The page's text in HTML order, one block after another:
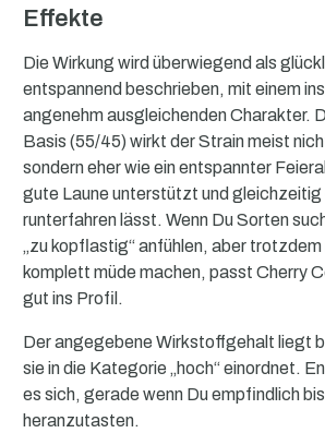
Effekte
Die Wirkung wird überwiegend als
entspannend beschrieben, mit einem
angenehm ausgleichenden Charakter.
Basis (55/45) wirkt der Strain meist
sondern eher wie ein entspannter
gute Laune unterstützt und gleichzeitig
runterfahren lässt. Wenn Du Sorten
„zu kopflastig“ anfühlen, aber
komplett müde machen, passt Cherry
gut ins Profil.
Der angegebene Wirkstoffgehalt liegt
sie in die Kategorie „hoch“ einordnet.
es sich, gerade wenn Du empfindlich
heranzutasten.